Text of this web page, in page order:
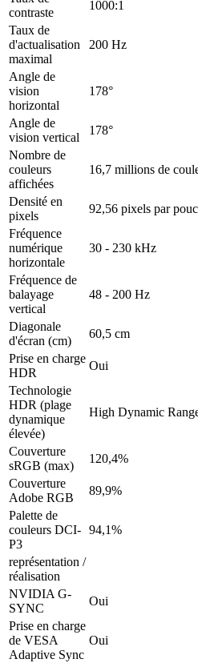
contraste
1000:1
Taux de
d'actualisation
maximal
200 Hz
Angle de
vision
horizontal
178°
Angle de
vision vertical
178°
Nombre de
couleurs
affichées
16,7 millions de
Densité en
pixels
92,56 pixels par
Fréquence
numérique
horizontale
30 - 230 kHz
Fréquence de
balayage
vertical
48 - 200 Hz
Diagonale
d'écran (cm)
60,5 cm
Prise en charge
HDR
Oui
Technologie
HDR (plage
dynamique
élevée)
High Dynamic
Couverture
sRGB (max)
120,4%
Couverture
Adobe RGB
89,9%
Palette de
couleurs DCI-
P3
94,1%
représentation /
réalisation
NVIDIA G-
SYNC
Oui
Prise en charge
de VESA
Adaptive Sync
Oui